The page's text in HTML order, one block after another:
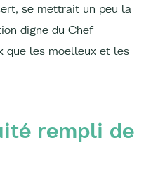
se mettrait un peu la
digne du Chef
que les moelleux et les
rempli de